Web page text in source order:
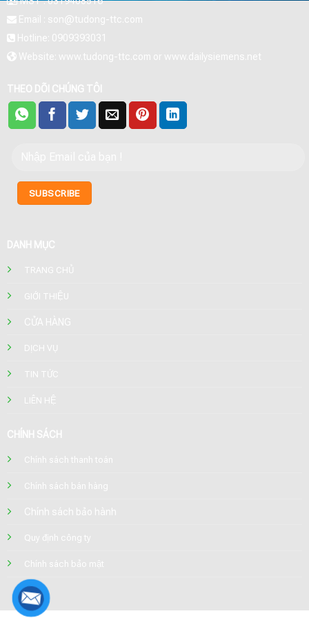
Email : son@tudong-ttc.com
Hotline: 0909393031
Website: www.tudong-ttc.com or www.dailysiemens.net
THEO DÕI CHÚNG TÔI
DANH MỤC
TRANG CHỦ
GIỚI THIỆU
CỬA HÀNG
DỊCH VỤ
TIN TỨC
LIÊN HỆ
CHÍNH SÁCH
Chính sách thanh toán
Chính sách bán hàng
Chính sách bảo hành
Quy định công ty
Chính sách bảo mật